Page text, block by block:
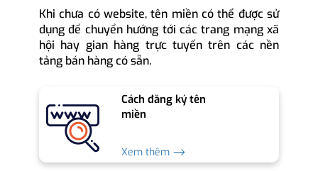
Khi chưa có website, tên miền có thể được sử
dụng để chuyển hướng tới các trang mạng xã
hội hay gian hàng trực tuyến trên các nền
tảng bán hàng có sẵn.
Cách đăng ký tên
miền
Xem thêm ⟶